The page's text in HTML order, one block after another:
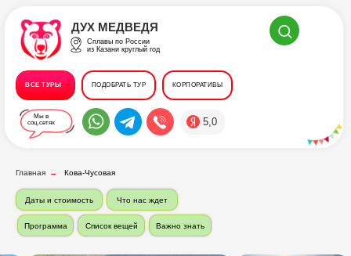
Мы в
соц.сетях
ДУХ МЕДВЕДЯ
Сплавы по России
из Казани круглый год
КОРПОРАТИВЫ
ПОДОБРАТЬ ТУР
ВСЕ ТУРЫ
5,0
Главная → Кова-Чусовая
Что нас ждет
Программа Список вещей Важно знать
Даты и стоимость